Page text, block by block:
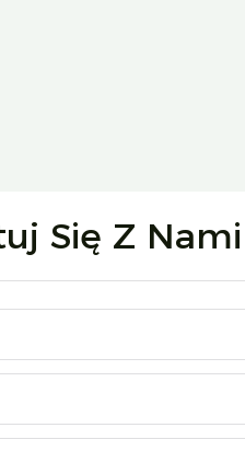
Się Z Nami